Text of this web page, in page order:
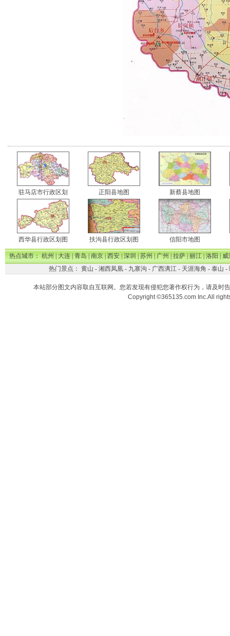
驻马店市行政区划 正阳县地图 新蔡县地图
西华县行政区划图 扶沟县行政区划图 信阳市地图
热点城市：杭州|大连|青岛|南京|西安|深圳|苏州|广州|拉萨|丽江|洛阳|威
热门景点： 黄山 - 湘西凤凰- 九寨沟 - 广西漓江- 天涯海角 - 泰山 -
本站部分图文内容取自互联网。您若发现有侵犯您著作权行为，请及时
Copyright ©365135.com Inc.All